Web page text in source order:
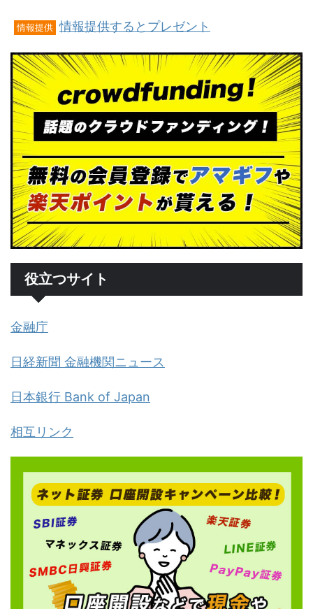
情報提供 情報提供するとプレゼント
役立つサイト
金融庁
日経新聞 金融機関ニュース
日本銀行 Bank of Japan
相互リンク